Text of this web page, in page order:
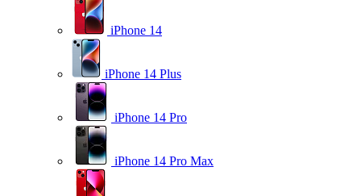
iPhone 14
iPhone 14 Plus
iPhone 14 Pro
iPhone 14 Pro Max